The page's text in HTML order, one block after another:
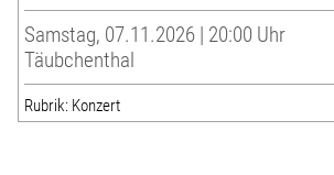
Samstag, 07.11.2026 | 20:00 Uhr
Täubchenthal
Rubrik: Konzert